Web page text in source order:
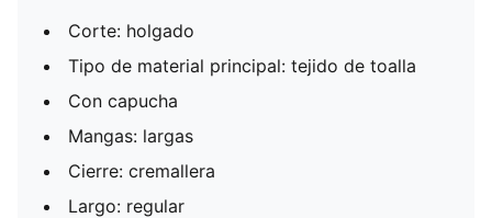
Corte: holgado
Tipo de material principal: tejido de toalla
Con capucha
Mangas: largas
Cierre: cremallera
Largo: regular